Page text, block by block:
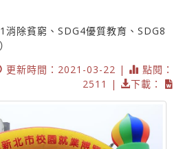
消除貧窮、SDG4優質教育、SDG8
更新時間：2021-03-22 |
點閱：
2511 |
下載：